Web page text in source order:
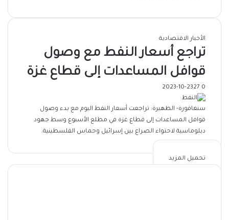
الأخبار الاقتصادية
تراجع أسعار النفط مع وصول
قوافل المساعدات إلى قطاع غزة
2023-10-23 0
سنغافورة- الظهيرة: تراجعت أسعار النفط اليوم مع بدء وصول
قوافل المساعدات إلى قطاع غزة في مطلع الأسبوع وسط جهود
دبلوماسية لاحتواء الصراع بين إسرائيل وحماس الفلسطينية.
تحميل المزيد